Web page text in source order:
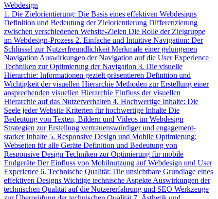
Webdesign
1. Die Zielorientierung: Die Basis eines effektiven Webdesigns
Definition und Bedeutung der Zielorientierung Differenzierung
zwischen verschiedenen Website-Zielen Die Rolle der Zielgruppe
im Webdesign-Prozess 2. Einfache und Intuitive Navigation: Der
Schlüssel zur Nutzerfreundlichkeit Merkmale einer gelungenen
Navigation Auswirkungen der Navigation auf die User Experience
Techniken zur Optimierung der Navigation 3. Die visuelle
Hierarchie: Informationen gezielt präsentieren Definition und
Wichtigkeit der visuellen Hierarchie Methoden zur Erstellung einer
ansprechenden visuellen Hierarchie Einfluss der visuellen
Hierarchie auf das Nutzerverhalten 4. Hochwertige Inhalte: Die
Seele jeder Website Kriterien für hochwertige Inhalte Die
Bedeutung von Texten, Bildern und Videos im Webdesign
Strategien zur Erstellung vertrauenswürdiger und engagement-
starker Inhalte 5. Responsive Design und Mobile Optimierung:
Webseiten für alle Geräte Definition und Bedeutung von
Responsive Design Techniken zur Optimierung für mobile
Endgeräte Der Einfluss von Mobilnutzung auf Webdesign und User
Experience 6. Technische Qualität: Die unsichtbare Grundlage eines
effektiven Designs Wichtige technische Aspekte Auswirkungen der
technischen Qualität auf die Nutzererfahrung und SEO Werkzeuge